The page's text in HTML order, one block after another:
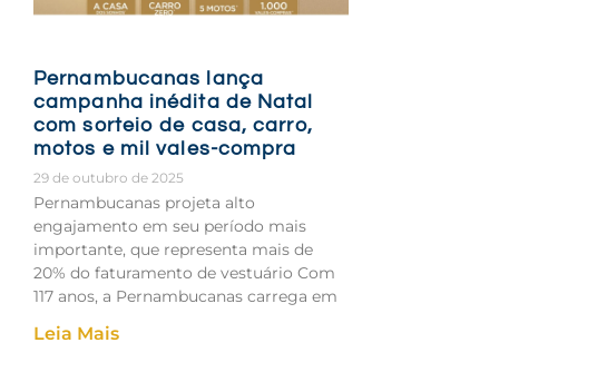
Pernambucanas lança
campanha inédita de Natal
com sorteio de casa, carro,
motos e mil vales-compra
29 de outubro de 2025
Pernambucanas projeta alto
engajamento em seu período mais
importante, que representa mais de
20% do faturamento de vestuário Com
117 anos, a Pernambucanas carrega em
Leia Mais